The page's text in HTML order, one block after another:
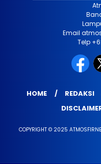
Email
Telp
HOME REDAKSI
COPYRIGHT © 2025